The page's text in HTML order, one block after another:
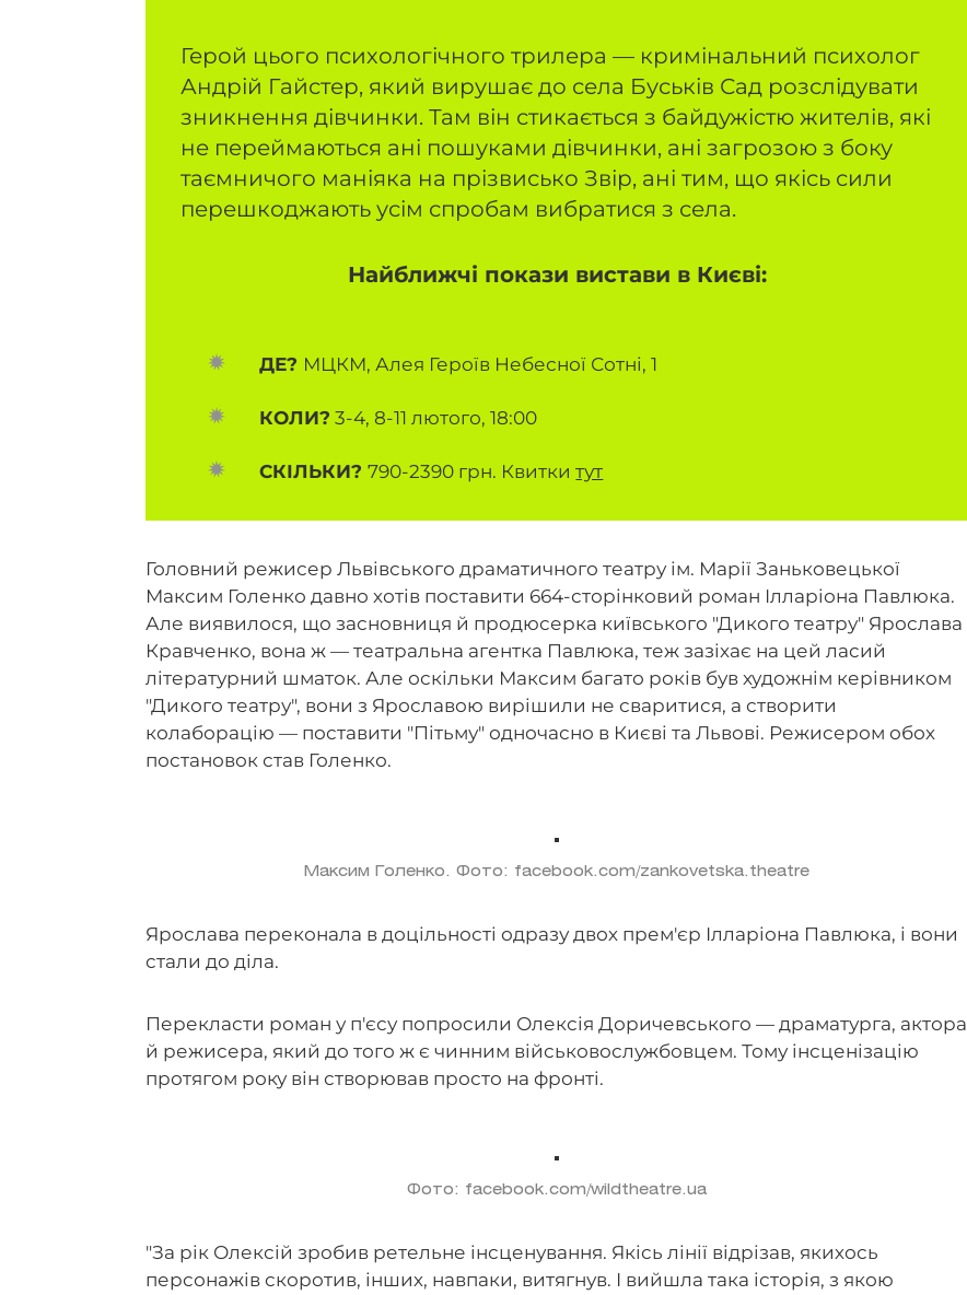
Герой цього психологічного трилера — кримінальний психолог
Андрій Гайстер, який вирушає до села Буськів Сад розслідувати
зникнення дівчинки. Там він стикається з байдужістю жителів, які
не переймаються ані пошуками дівчинки, ані загрозою з боку
таємничого маніяка на прізвисько Звір, ані тим, що якісь сили
перешкоджають усім спробам вибратися з села.
Найближчі покази вистави в Києві:
ДЕ? МЦКМ, Алея Героїв Небесної Сотні, 1
КОЛИ? 3-4, 8-11 лютого, 18:00
СКІЛЬКИ?790-2390 грн. Квиткитут
Головний режисер Львівського драматичного театру ім. Марії Заньковецької
Максим Голенко давно хотів поставити 664-сторінковий роман Ілларіона Павлюка.
Але виявилося, що засновниця й продюсерка київського "Дикого театру" Ярослава
Кравченко, вона ж — театральна агентка Павлюка, теж зазіхає на цей ласий
літературний шматок. Але оскільки Максим багато років був художнім керівником
"Дикого театру", вони з Ярославою вирішили не сваритися, а створити
колаборацію — поставити "Пітьму" одночасно в Києві та Львові. Режисером обох
постановок став Голенко.
Максим Голенко. Фото: facebook.com/zankovetska.theatre
Ярослава переконала в доцільності одразу двох прем'єр Ілларіона Павлюка, і вони
стали до діла.
Перекласти роман у п'єсу попросили Олексія Доричевського — драматурга, актора
й режисера, який до того ж є чинним військовослужбовцем. Тому інсценізацію
протягом року він створював просто на фронті.
Фото: facebook.com/wildtheatre.ua
"За рік Олексій зробив ретельне інсценування. Якісь лінії відрізав, якихось
персонажів скоротив, інших, навпаки, витягнув. І вийшла така історія, з якою